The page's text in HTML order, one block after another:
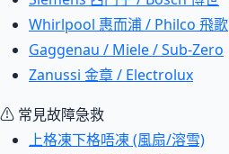
Whirlpool 惠而浦 / Philco 飛歌
Gaggenau / Miele / Sub-Zero
Zanussi 金章 / Electrolux
⚠ 常見故障急救
上格凍下格唔凍 (風扇/溶雪)